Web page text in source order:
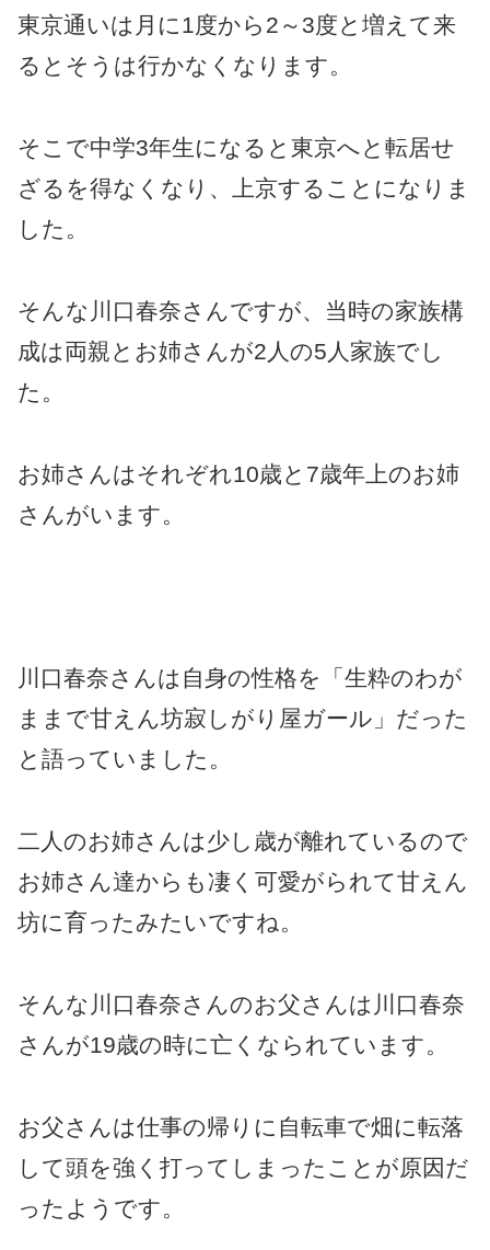
東京通いは月に1度から2～3度と増えて来
るとそうは行かなくなります。
そこで中学3年生になると東京へと転居せ
ざるを得なくなり、上京することになりま
した。
そんな川口春奈さんですが、当時の家族構
成は両親とお姉さんが2人の5人家族でし
た。
お姉さんはそれぞれ10歳と7歳年上のお姉
さんがいます。
川口春奈さんは自身の性格を「生粋のわが
ままで甘えん坊寂しがり屋ガール」だった
と語っていました。
二人のお姉さんは少し歳が離れているので
お姉さん達からも凄く可愛がられて甘えん
坊に育ったみたいですね。
そんな川口春奈さんのお父さんは川口春奈
さんが19歳の時に亡くなられています。
お父さんは仕事の帰りに自転車で畑に転落
して頭を強く打ってしまったことが原因だ
ったようです。